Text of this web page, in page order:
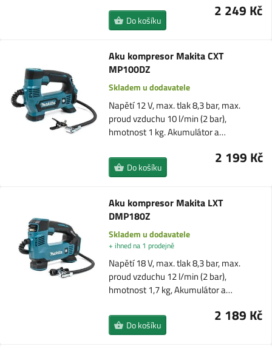
2 249 Kč
Do košíku
Aku kompresor Makita CXT
MP100DZ
Skladem u dodavatele
Napětí 12 V, max. tlak 8,3 bar, max.
proud vzduchu 10 l/min (2 bar),
hmotnost 1 kg. Akumulátor a…
2 199 Kč
Do košíku
Aku kompresor Makita LXT
DMP180Z
Skladem u dodavatele
+ ihned na 1 prodejně
Napětí 18 V, max. tlak 8,3 bar, max.
proud vzduchu 12 l/min (2 bar),
hmotnost 1,7 kg, Akumulátor a…
2 189 Kč
Do košíku